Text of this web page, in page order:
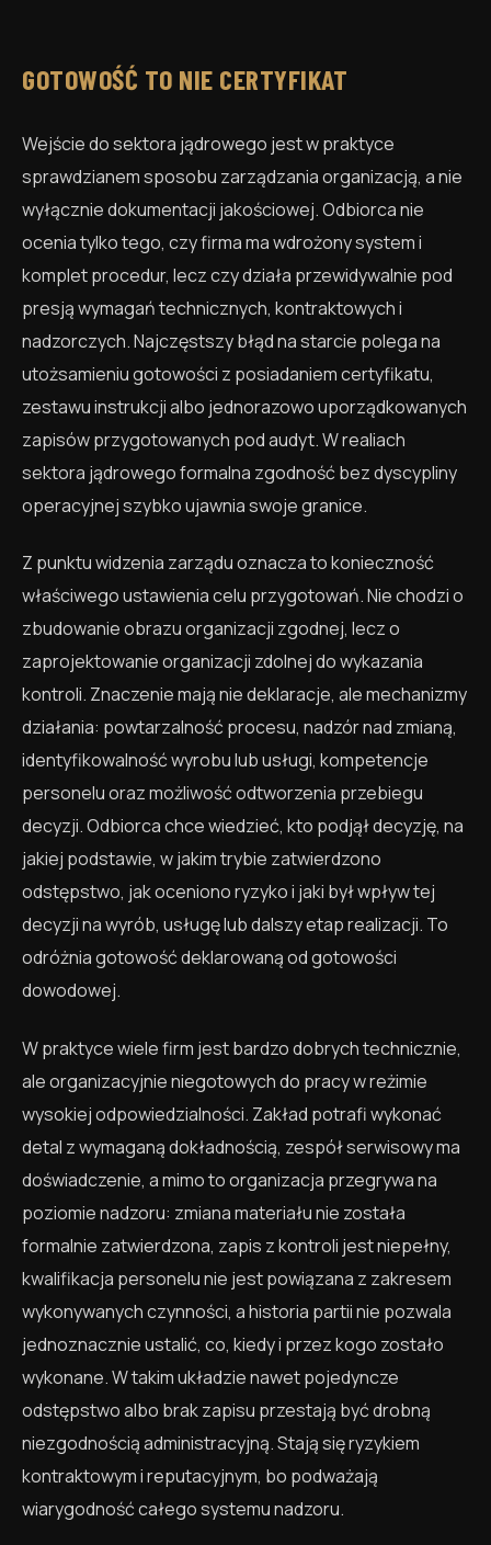
GOTOWOŚĆ TO NIE CERTYFIKAT
Wejście do sektora jądrowego jest w praktyce
sprawdzianem sposobu zarządzania organizacją, a nie
wyłącznie dokumentacji jakościowej. Odbiorca nie
ocenia tylko tego, czy firma ma wdrożony system i
komplet procedur, lecz czy działa przewidywalnie pod
presją wymagań technicznych, kontraktowych i
nadzorczych. Najczęstszy błąd na starcie polega na
utożsamieniu gotowości z posiadaniem certyfikatu,
zestawu instrukcji albo jednorazowo uporządkowanych
zapisów przygotowanych pod audyt. W realiach
sektora jądrowego formalna zgodność bez dyscypliny
operacyjnej szybko ujawnia swoje granice.
Z punktu widzenia zarządu oznacza to konieczność
właściwego ustawienia celu przygotowań. Nie chodzi o
zbudowanie obrazu organizacji zgodnej, lecz o
zaprojektowanie organizacji zdolnej do wykazania
kontroli. Znaczenie mają nie deklaracje, ale mechanizmy
działania: powtarzalność procesu, nadzór nad zmianą,
identyfikowalność wyrobu lub usługi, kompetencje
personelu oraz możliwość odtworzenia przebiegu
decyzji. Odbiorca chce wiedzieć, kto podjął decyzję, na
jakiej podstawie, w jakim trybie zatwierdzono
odstępstwo, jak oceniono ryzyko i jaki był wpływ tej
decyzji na wyrób, usługę lub dalszy etap realizacji. To
odróżnia gotowość deklarowaną od gotowości
dowodowej.
W praktyce wiele firm jest bardzo dobrych technicznie,
ale organizacyjnie niegotowych do pracy w reżimie
wysokiej odpowiedzialności. Zakład potrafi wykonać
detal z wymaganą dokładnością, zespół serwisowy ma
doświadczenie, a mimo to organizacja przegrywa na
poziomie nadzoru: zmiana materiału nie została
formalnie zatwierdzona, zapis z kontroli jest niepełny,
kwalifikacja personelu nie jest powiązana z zakresem
wykonywanych czynności, a historia partii nie pozwala
jednoznacznie ustalić, co, kiedy i przez kogo zostało
wykonane. W takim układzie nawet pojedyncze
odstępstwo albo brak zapisu przestają być drobną
niezgodnością administracyjną. Stają się ryzykiem
kontraktowym i reputacyjnym, bo podważają
wiarygodność całego systemu nadzoru.